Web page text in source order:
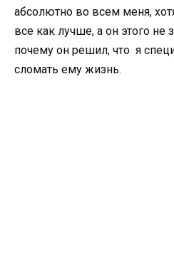
абсолютно во всем меня,
все как лучше, а он этого
почему он решил, что я
сломать ему жизнь.